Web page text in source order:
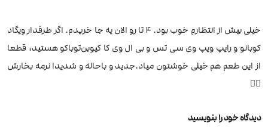
خیلی بیش از انتظارم خوب بود. ۴ تا رو الان یه جا خریدم. اگر طرفدار ویگاد
کوبانو و رایپ ویپ وی سی تس و بی ال وی کا کیوبن‌توباکو هستید، قطعا
از این طعم هم خیلی خوشتون میاد.جدید و باحاله و شدیدا نرمه بخارش
👌🏻
دیدگاه خود را بنویسید